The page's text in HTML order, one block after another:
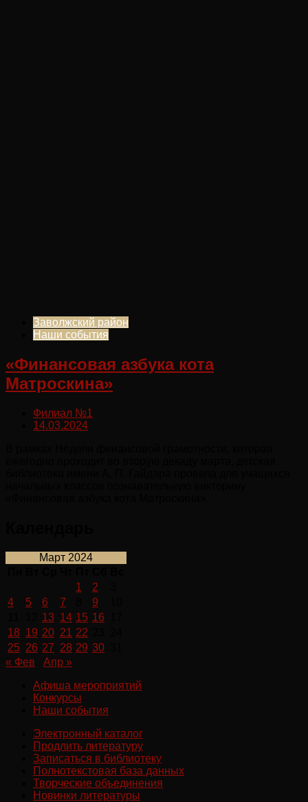
Заволжский район
Наши события
«Финансовая азбука кота
Матроскина»
Филиал №1
14.03.2024
Март 2024
1
2
4
5 6 7 9
13 14 15 16
18 19 20 21 22
25 26 27 28 29 30
« Фев
Апр »
Афиша мероприятий
Конкурсы
Наши события
Электронный каталог
Продлить литературу
Записаться в библиотеку
Полнотекстовая база данных
Творческие объединения
Новинки литературы